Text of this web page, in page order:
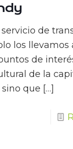
de
los llevamos
de
de la
que […]